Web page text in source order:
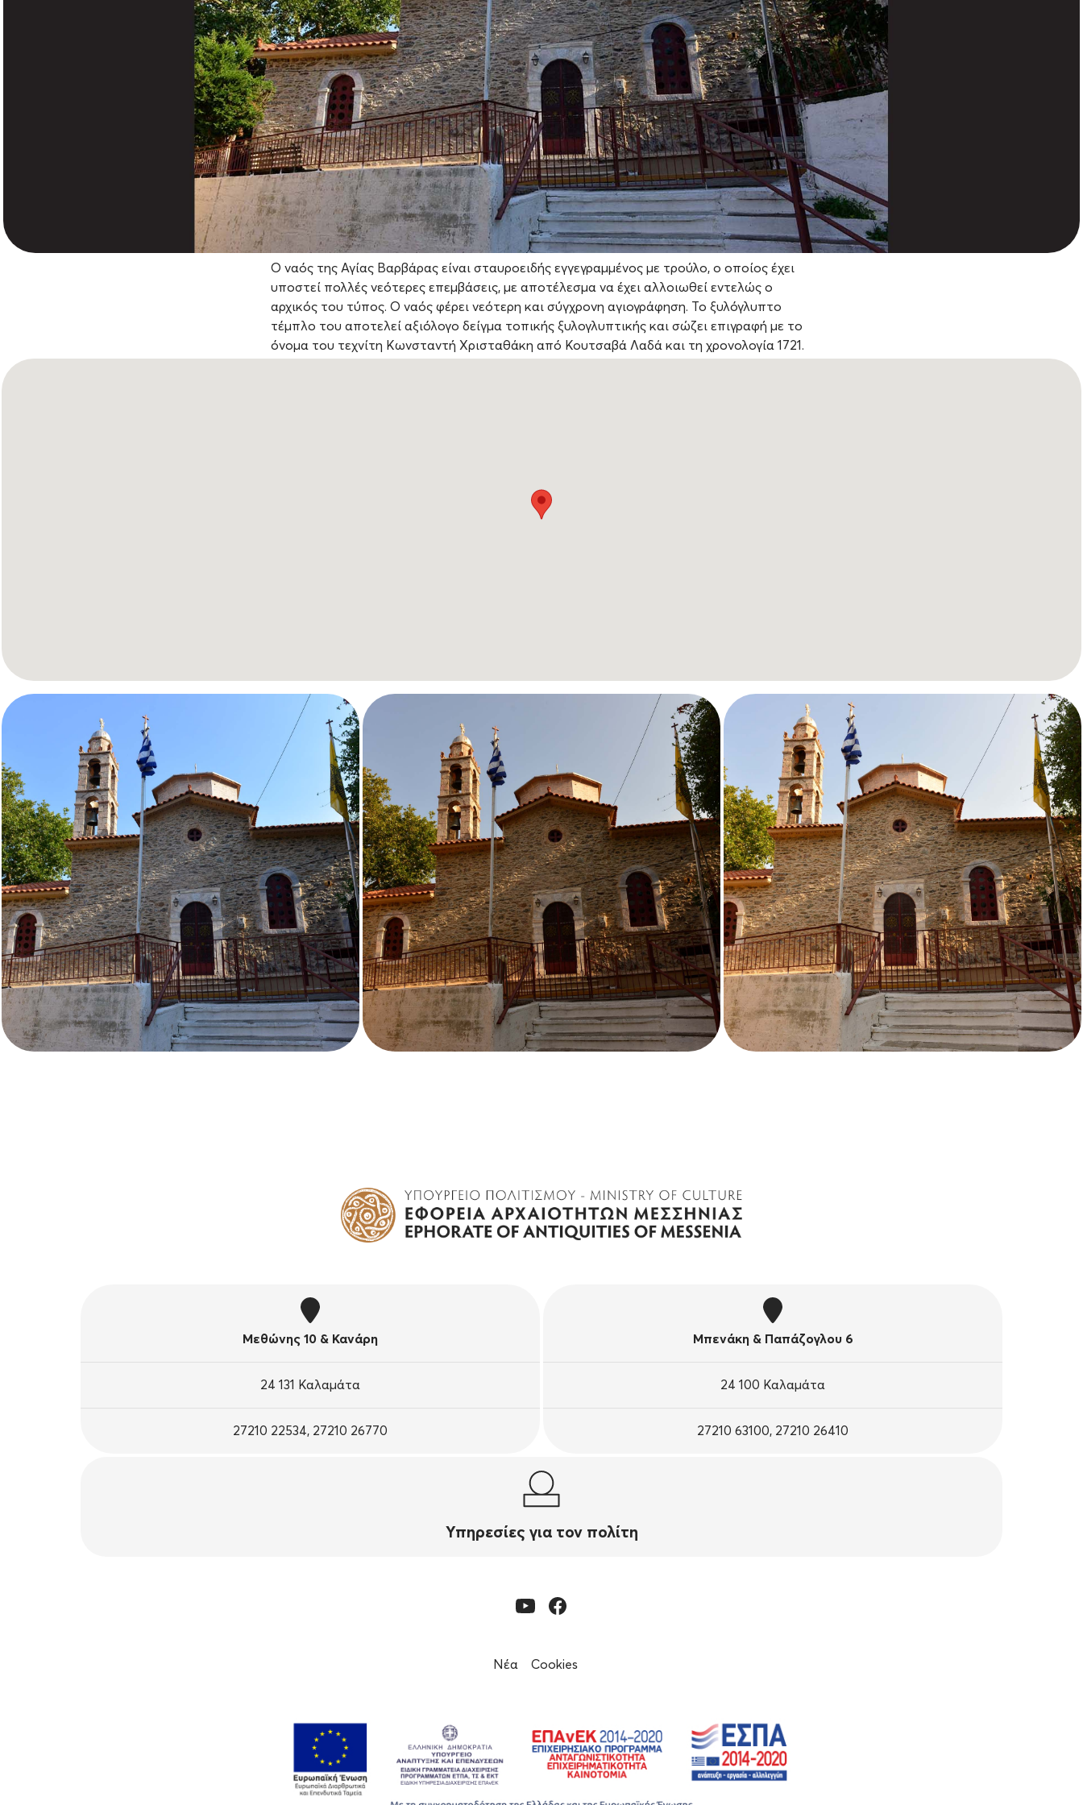
Ο ναός της Αγίας Βαρβάρας είναι σταυροειδής εγγεγραμμένος με τρούλο, ο οποίος έχει
υποστεί πολλές νεότερες επεμβάσεις, με αποτέλεσμα να έχει αλλοιωθεί εντελώς ο
αρχικός του τύπος. Ο ναός φέρει νεότερη και σύγχρονη αγιογράφηση. Το ξυλόγλυπτο
τέμπλο του αποτελεί αξιόλογο δείγμα τοπικής ξυλογλυπτικής και σώζει επιγραφή με το
όνομα του τεχνίτη Κωνσταντή Χρισταθάκη από Κουτσαβά Λαδά και τη χρονολογία 1721.
Μεθώνης 10 & Κανάρη
24 131 Καλαμάτα
27210 22534, 27210 26770
Μπενάκη & Παπάζογλου 6
24 100 Καλαμάτα
27210 63100, 27210 26410
Υπηρεσίες για τον πολίτη
Νέα Cookies